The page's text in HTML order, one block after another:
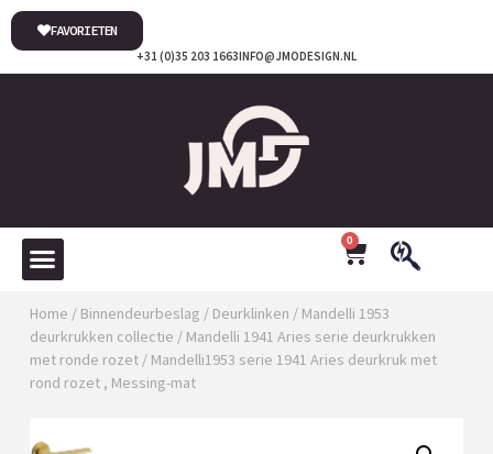
INFO@JMODESIGN.NL
+31 (0)35 203 1663
FAVORIETEN
0
Home / Binnendeurbeslag / Deurklinken / Mandelli 1953
deurkrukken collectie / Mandelli 1941 Aries serie deurkrukken
met ronde rozet/ Mandelli1953 serie 1941 Aries deurkruk met
rond rozet , Messing-mat